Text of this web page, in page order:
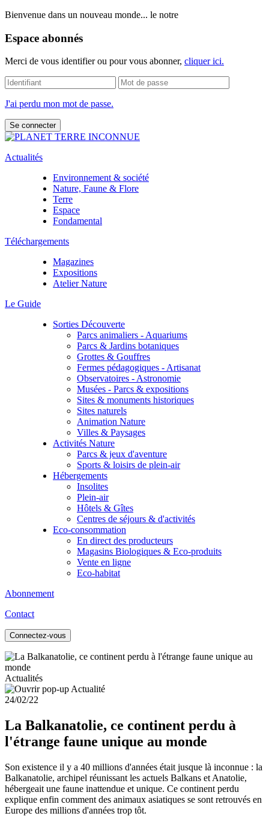
Bienvenue dans un nouveau monde... le notre
Espace abonnés
Merci de vous identifier ou pour vous abonner, cliquer ici.
J'ai perdu mon mot de passe.
Actualités
Environnement & société
Nature, Faune & Flore
Terre
Espace
Fondamental
Téléchargements
Magazines
Expositions
Atelier Nature
Le Guide
Sorties Découverte
Parcs animaliers - Aquariums
Parcs & Jardins botaniques
Grottes & Gouffres
Fermes pédagogiques - Artisanat
Observatoires - Astronomie
Musées - Parcs & expositions
Sites & monuments historiques
Sites naturels
Animation Nature
Villes & Paysages
Activités Nature
Parcs & jeux d'aventure
Sports & loisirs de plein-air
Hébergements
Insolites
Plein-air
Hôtels & Gîtes
Centres de séjours & d'activités
Eco-consommation
En direct des producteurs
Magasins Biologiques & Eco-produits
Vente en ligne
Eco-habitat
Abonnement
Contact
Connectez-vous
Actualités
24/02/22
La Balkanatolie, ce continent perdu à
l'étrange faune unique au monde
Son existence il y a 40 millions d'années était jusque là inconnue : la
Balkanatolie, archipel réunissant les actuels Balkans et Anatolie,
hébergeait une faune inattendue et unique. Ce continent perdu
explique enfin comment des animaux asiatiques se sont retrouvés en
Europe des millions d'années trop tôt.